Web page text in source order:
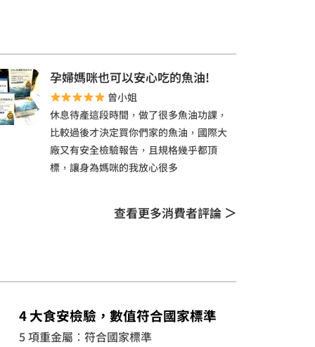
孕婦媽咪也可以安心吃的魚油!
曾小姐
休息待產這段時間，做了很多魚油功課，
比較過後才決定買你們家的魚油，國際大
廠又有安全檢驗報告，且規格幾乎都頂
標，讓身為媽咪的我放心很多
查看更多消費者評論 ＞
4 大食安檢驗，數值符合國家標準
5 項重金屬：符合國家標準